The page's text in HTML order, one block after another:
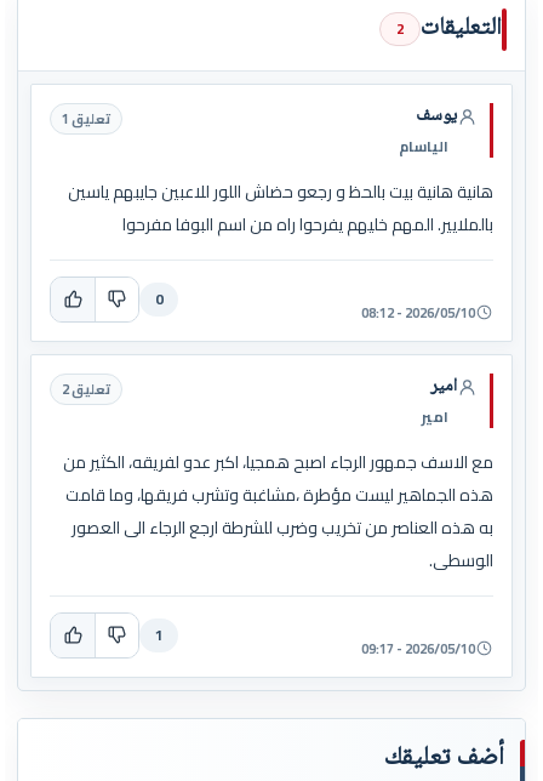
التعليقات 2
يوسف
الياسام
تعليق 1
هانية هانية بيت بالحظ و رجعو حضاش اللور للاعبين جايبهم ياسين
بالملايير. المهم خليهم يفرحوا راه من اسم البوفا مفرحوا
2026/05/10 - 08:12
0
امير
امير
تعليق 2
مع الاسف جمهور الرجاء اصبح همجيا، اكبر عدو لفريقه، الكثير من
هذه الجماهير ليست مؤطرة ،مشاغبة وتشرب فريقها، وما قامت
به هذه العناصر من تخريب وضرب للشرطة ارجع الرجاء الى العصور
الوسطى.
2026/05/10 - 09:17
1
أضف تعليقك